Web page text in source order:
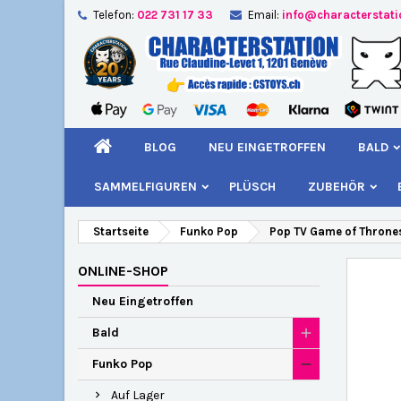
Telefon: 022 731 17 33 Email:
BLOG NEU EINGETROFFEN BALD
SAMMELFIGUREN PLÜSCH ZUBEHÖR
Startseite Funko Pop Pop TV Game of
ONLINE-SHOP
Neu Eingetroffen
Bald
Funko Pop
Auf Lager